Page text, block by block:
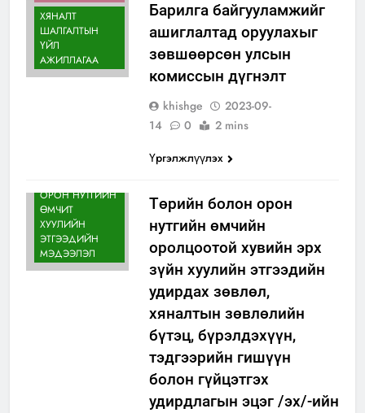
ХЯНАЛТ
ШАЛГАЛТЫН
ҮЙЛ
АЖИЛЛАГАА
Барилга байгууламжийг
ашиглалтад оруулахыг
зөвшөөрсөн улсын
комиссын дүгнэлт
khishge
2023-09-
14
0
2 mins
Үргэлжлүүлэх
ОРОН НУТГИЙН
ӨМЧИТ
ХУУЛИЙН
ЭТГЭЭДИЙН
МЭДЭЭЛЭЛ
Төрийн болон орон
нутгийн өмчийн
оролцоотой хувийн эрх
зүйн хуулийн этгээдийн
удирдах зөвлөл,
хяналтын зөвлөлийн
бүтэц, бүрэлдэхүүн,
тэдгээрийн гишүүн
болон гүйцэтгэх
удирдлагын эцэг /эх/-ийн